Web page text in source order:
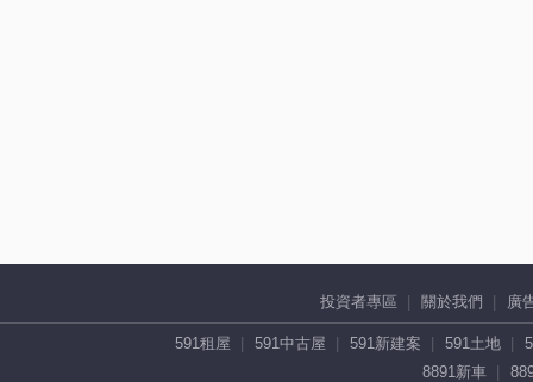
投資者專區 關於我們 廣
591租屋 591中古屋 591新建案 591土地
8891新車